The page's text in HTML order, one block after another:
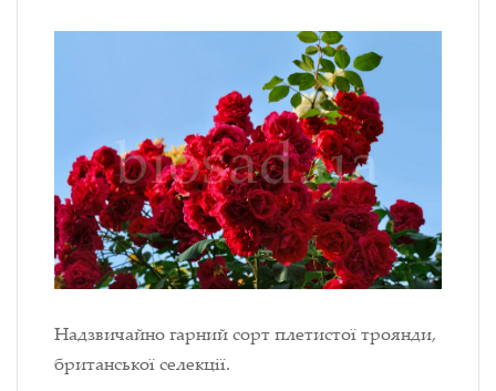
Надзвичайно гарний сорт плетистої троянди,
британської селекції.